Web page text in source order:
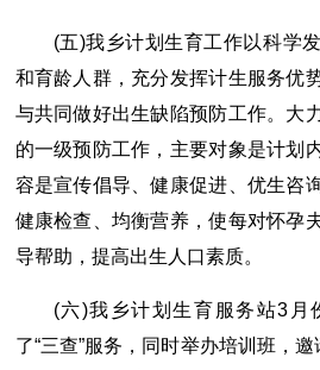
(五)我乡计划生育工作以科学
和育龄人群，充分发挥计生服务优
与共同做好出生缺陷预防工作。大
的一级预防工作，主要对象是计划
容是宣传倡导、健康促进、优生咨
健康检查、均衡营养，使每对怀孕
导帮助，提高出生人口素质。
(六)我乡计划生育服务站3月
了“三查”服务，同时举办培训班，